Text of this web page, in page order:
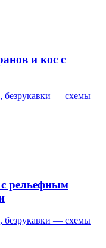
и кос с
безрукавки — схемы
рельефным
безрукавки — схемы